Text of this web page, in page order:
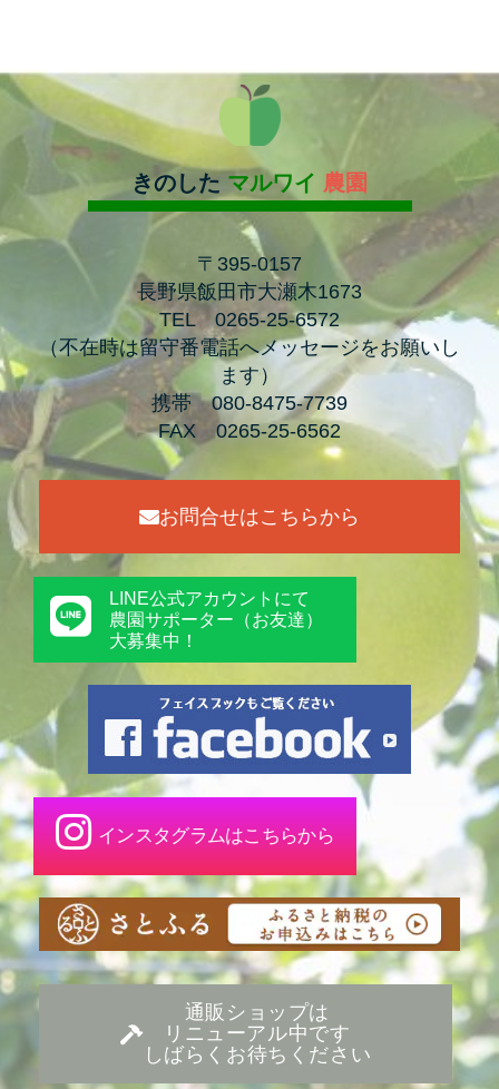
きのした マルワイ 農園
〒395-0157
長野県飯田市大瀬木1673
TEL 0265-25-6572
（不在時は留守番電話へメッセージをお願いし
ます）
携帯 080-8475-7739
FAX 0265-25-6562
お問合せはこちらから
LINE公式アカウントにて
農園サポーター（お友達）
大募集中！
インスタグラムはこちらから
通販ショップは
リニューアル中です
しばらくお待ちください